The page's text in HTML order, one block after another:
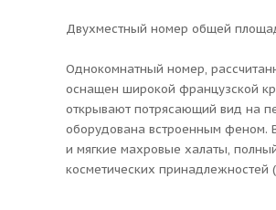
Двухместный номер общей
Однокомнатный номер,
оснащен широкой французской
открывают потрясающий вид на
оборудована встроенным феном.
и мягкие махровые халаты,
косметических